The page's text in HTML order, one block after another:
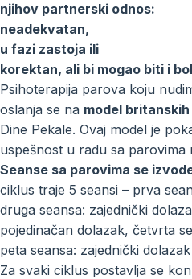
njihov partnerski odnos:
neadekvatan,
u fazi zastoja ili
korektan, ali bi mogao biti i
Psihoterapija parova koju
oslanja se na model
Dine Pekale. Ovaj model je
uspešnost u radu sa parovima
Seanse sa parovima se
ciklus traje 5 seansi – prva
druga seansa: zajednički
pojedinačan dolazak, četvrta
peta seansa: zajednički dolazak
Za svaki ciklus postavlja se